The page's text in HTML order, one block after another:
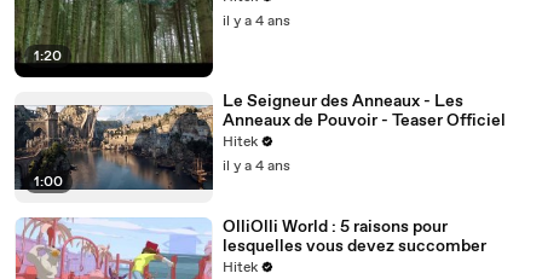
1:20
il y a 4 ans
1:00
Le Seigneur des Anneaux - Les
Anneaux de Pouvoir - Teaser Officiel
Hitek
il y a 4 ans
OlliOlli World : 5 raisons pour
lesquelles vous devez succomber
Hitek